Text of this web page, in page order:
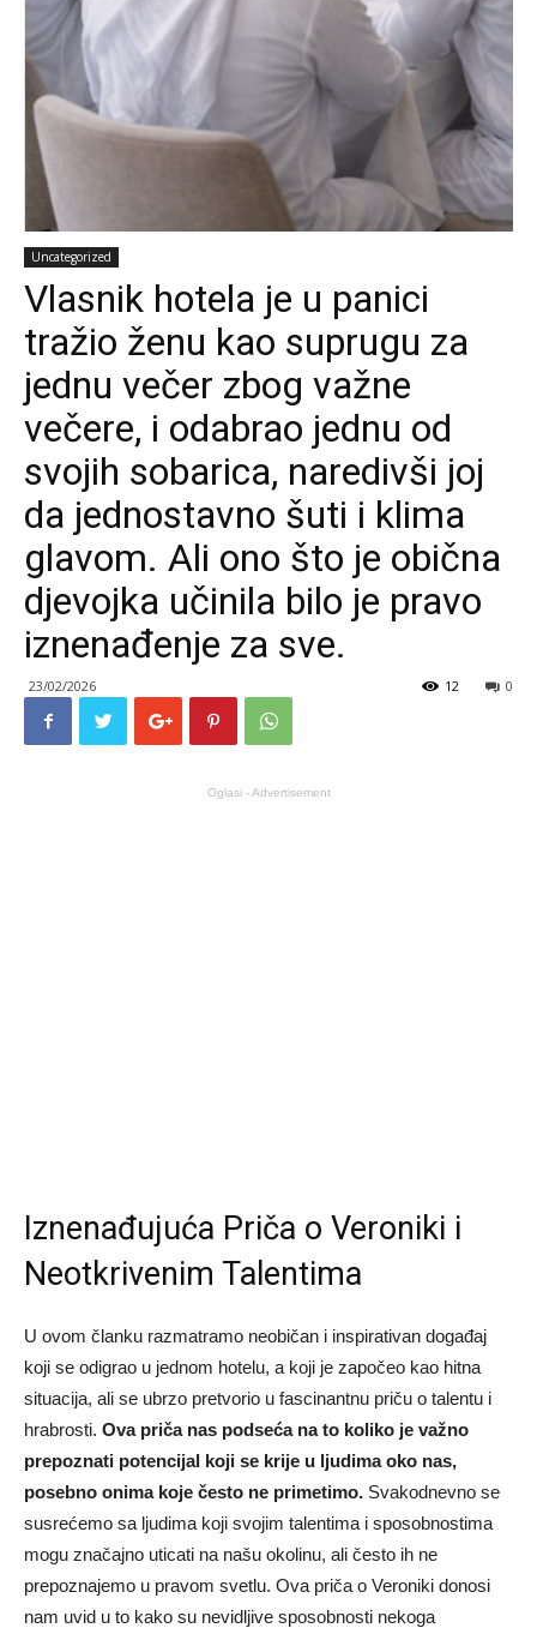
Uncategorized
Vlasnik hotela je u panici
tražio ženu kao suprugu za
jednu večer zbog važne
večere, i odabrao jednu od
svojih sobarica, naredivši joj
da jednostavno šuti i klima
glavom. Ali ono što je obična
djevojka učinila bilo je pravo
iznenađenje za sve.
23/02/2026 0
12
Oglasi - Advertisement
Iznenađujuća Priča o Veroniki i
Neotkrivenim Talentima
U ovom članku razmatramo neobičan i inspirativan događaj
koji se odigrao u jednom hotelu, a koji je započeo kao hitna
situacija, ali se ubrzo pretvorio u fascinantnu priču o talentu i
hrabrosti. Ova priča nas podseća na to koliko je važno
prepoznati potencijal koji se krije u ljudima oko nas,
posebno onima koje često ne primetimo. Svakodnevno se
susrećemo sa ljudima koji svojim talentima i sposobnostima
mogu značajno uticati na našu okolinu, ali često ih ne
prepoznajemo u pravom svetlu. Ova priča o Veroniki donosi
nam uvid u to kako su nevidljive sposobnosti nekoga